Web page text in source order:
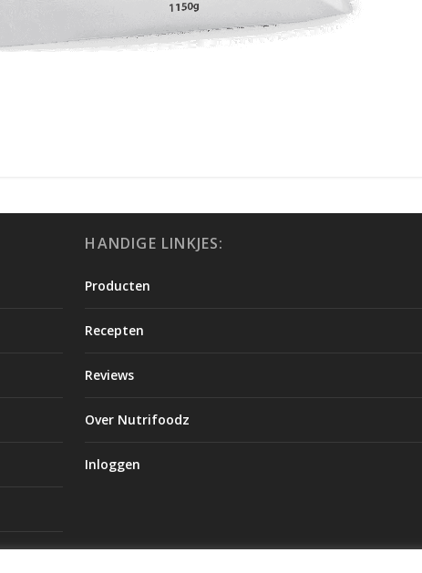
HANDIGE LINKJES:
Producten
Recepten
Reviews
Over Nutrifoodz
Inloggen